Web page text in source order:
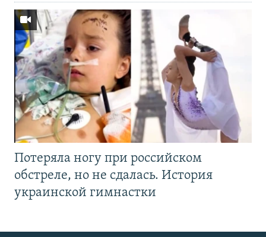
Потеряла ногу при российском
обстреле, но не сдалась. История
украинской гимнастки